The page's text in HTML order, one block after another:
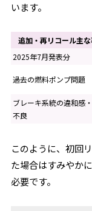
います。
追加・再リコール主
2025年7月発表分
過去の燃料ポンプ問題
ブレーキ系統の違和感
不良
このように、初回
た場合はすみやか
必要です。